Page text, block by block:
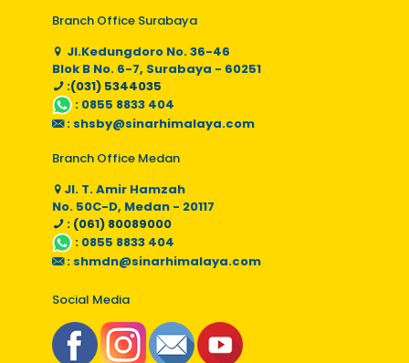
Branch Office Surabaya
Jl.Kedungdoro No. 36-46
Blok B No. 6-7, Surabaya - 60251
:(031) 5344035
: 0855 8833 404
: shsby@sinarhimalaya.com
Branch Office Medan
Jl. T. Amir Hamzah
No. 50C-D, Medan - 20117
: (061) 80089000
: 0855 8833 404
: shmdn@sinarhimalaya.com
Social Media